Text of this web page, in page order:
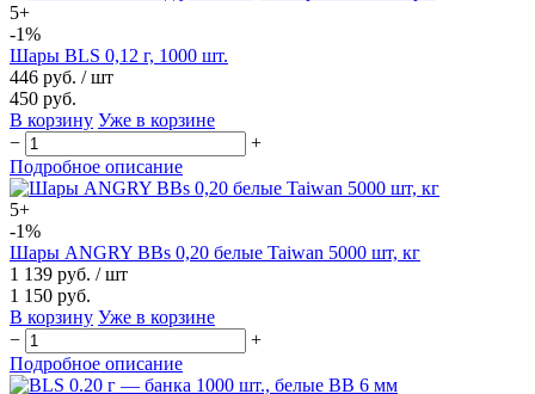
5+
-1%
Шары BLS 0,12 г, 1000 шт.
446 руб. / шт
450 руб.
В корзину Уже в корзине
−
+
Подробное описание
5+
-1%
Шары ANGRY BBs 0,20 белые Taiwan 5000 шт, кг
1 139 руб. / шт
1 150 руб.
В корзину Уже в корзине
−
+
Подробное описание